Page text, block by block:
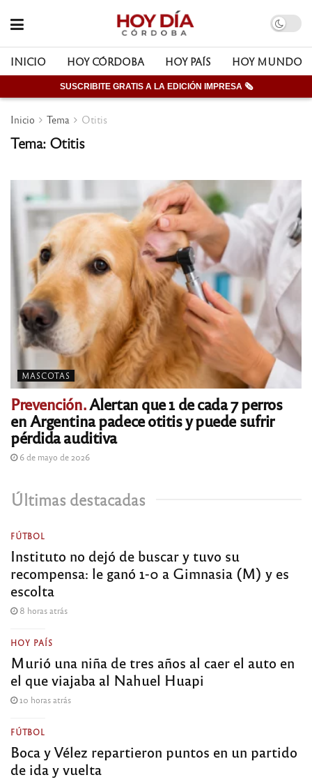
INICIO HOY CÓRDOBA HOY PAÍS HOY MUNDO
SUSCRIBITE GRATIS A LA EDICIÓN IMPRESA 🗞
Inicio Tema Otitis
Tema: Otitis
MASCOTAS
Prevención.Alertan que 1 de cada 7 perros
en Argentina padece otitis y puede sufrir
pérdida auditiva
6 de mayo de 2026
Últimas destacadas
FÚTBOL
Instituto no dejó de buscar y tuvo su
recompensa: le ganó 1-0 a Gimnasia (M) y es
escolta
8 horas atrás
HOY PAÍS
Murió una niña de tres años al caer el auto en
el que viajaba al Nahuel Huapi
10 horas atrás
FÚTBOL
Boca y Vélez repartieron puntos en un partido
de ida y vuelta